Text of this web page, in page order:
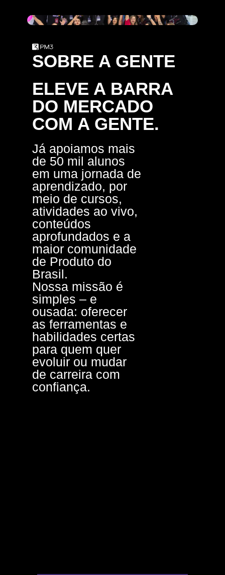
SOBRE A GENTE
ELEVE A BARRA
DO MERCADO
COM A GENTE.
Já apoiamos mais
de 50 mil alunos
em uma jornada de
aprendizado, por
meio de cursos,
atividades ao vivo,
conteúdos
aprofundados e a
maior comunidade
de Produto do
Brasil.
Nossa missão é
simples – e
ousada: oferecer
as ferramentas e
habilidades certas
para quem quer
evoluir ou mudar
de carreira com
confiança.